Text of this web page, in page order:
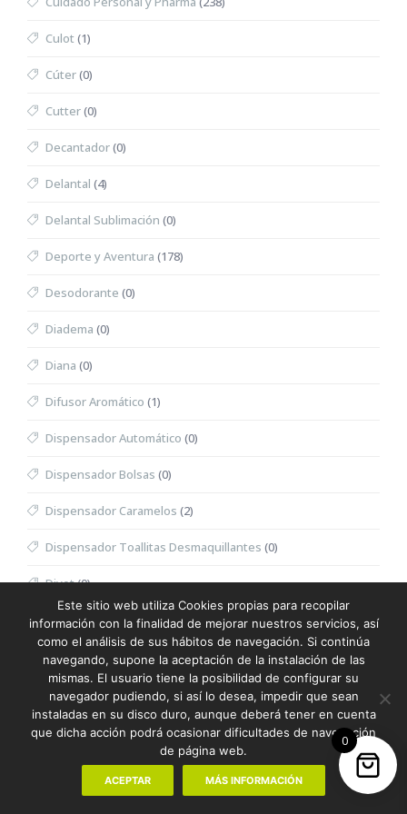
Culot (1)
Cúter(0)
Cutter(0)
Decantador(0)
Delantal (4)
Delantal Sublimación (0)
Deporte y Aventura (178)
Desodorante (0)
Diadema (0)
Diana (0)
Difusor Aromático (1)
Dispensador Automático (0)
Dispensador Bolsas (0)
Dispensador Caramelos (2)
Dispensador Toallitas Desmaquillantes (0)
Divot(0)
Dominó (0)
Doudou(0)
Dron (0)
Eau de Toilette Hombre (0)
Eau de Toilette Mujer(0)
Embalaje Especial(68)
0
Este sitio web utiliza Cookies propias para recopilar
información con la finalidad de mejorar nuestros servicios, así
como el análisis de sus hábitos de navegación. Si continúa
navegando, supone la aceptación de la instalación de las
mismas. El usuario tiene la posibilidad de configurar su
navegador pudiendo, si así lo desea, impedir que sean
instaladas en su disco duro, aunque deberá tener en cuenta
que dicha acción podrá ocasionar dificultades de navegación
de página web.
ACEPTAR MÁS INFORMACIÓN